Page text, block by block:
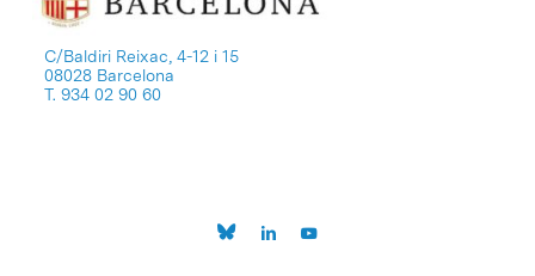
C/Baldiri Reixac, 4-12 i 15
08028 Barcelona
T. 934 02 90 60